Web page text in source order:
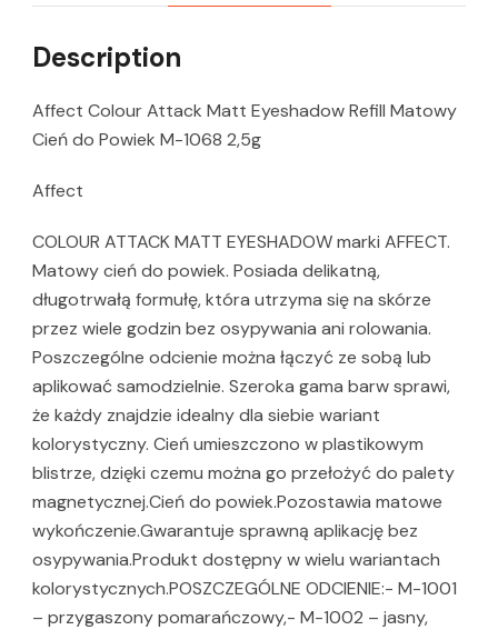
Description
Affect Colour Attack Matt Eyeshadow Refill Matowy
Cień do Powiek M-1068 2,5g
Affect
COLOUR ATTACK MATT EYESHADOW marki AFFECT.
Matowy cień do powiek. Posiada delikatną,
długotrwałą formułę, która utrzyma się na skórze
przez wiele godzin bez osypywania ani rolowania.
Poszczególne odcienie można łączyć ze sobą lub
aplikować samodzielnie. Szeroka gama barw sprawi,
że każdy znajdzie idealny dla siebie wariant
kolorystyczny. Cień umieszczono w plastikowym
blistrze, dzięki czemu można go przełożyć do palety
magnetycznej.Cień do powiek.Pozostawia matowe
wykończenie.Gwarantuje sprawną aplikację bez
osypywania.Produkt dostępny w wielu wariantach
kolorystycznych.POSZCZEGÓLNE ODCIENIE:- M-1001
– przygaszony pomarańczowy,- M-1002 – jasny,